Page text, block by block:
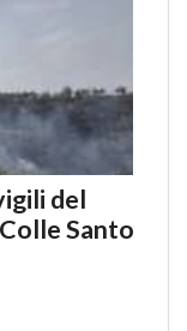
del
Santo